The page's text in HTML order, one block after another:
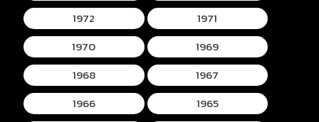
1972
1971
1970
1969
1968
1967
1966
1965